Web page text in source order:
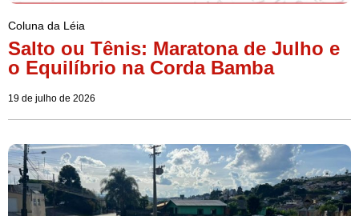
Coluna da Léia
Salto ou Tênis: Maratona de Julho e
o Equilíbrio na Corda Bamba
19 de julho de 2026